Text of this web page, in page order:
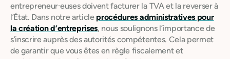
entrepreneur·euses doivent facturer la TVA et la reverser à
l’État. Dans notre article procédures administratives pour
la création d’entreprises, nous soulignons l’importance de
s’inscrire auprès des autorités compétentes. Cela permet
de garantir que vous êtes en règle fiscalement et